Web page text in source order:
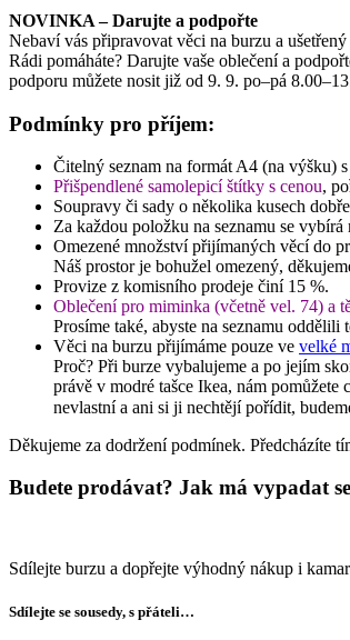
NOVINKA – Darujte a podpořte
Nebaví vás připravovat věci na burzu a
Rádi pomáháte? Darujte vaše oblečení a
podporu můžete nosit již od 9. 9. po–pá
Podmínky pro příjem:
Čitelný seznam na formát A4 (na výšku)
Přišpendlené samolepicí štítky s cenou,
Soupravy či sady o několika kusech
Za každou položku na seznamu se
Omezené množství přijímaných věcí do
Náš prostor je bohužel omezený,
Provize z komisního prodeje činí 15 %.
Oblečení pro miminka (včetně vel. 74) a
Prosíme také, abyste na seznamu
Věci na burzu přijímáme pouze ve velké
Proč? Při burze vybalujeme a po jejím
právě v modré tašce Ikea, nám
nevlastní a ani si ji nechtějí pořídit,
Děkujeme za dodržení podmínek. Předcházíte
Budete prodávat? Jak má vypadat
Sdílejte burzu a dopřejte výhodný nákup i
Sdílejte se sousedy, s přáteli…